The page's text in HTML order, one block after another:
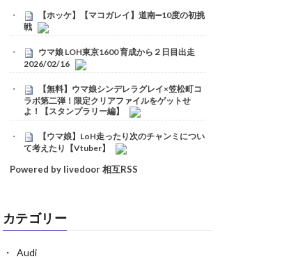
【ホッケ】【マコガレイ】道南➖10度の初挑
戦
ウマ娘 LOH東京1600 育成から２日目出走
2026/02/16
【無料】ウマ娘シンデレラグレイ×笠松町コ
ラボ第二弾！限定クリアファイルをゲットせ
よ！【スタンプラリー編】
【ウマ娘】LoH走ったり次のチャンミについ
て考えたり【Vtuber】
Powered by livedoor 相互RSS
カテゴリー
Audi